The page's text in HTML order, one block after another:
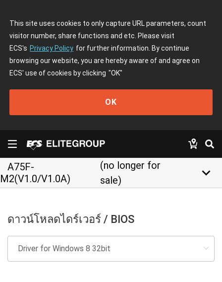
This site uses cookies to only capture URL parameters, count
visitor number, share functions and etc. Please visit
ECS's Privacy Policy for further information. By continue
browsing our website, you are hereby aware of and agree on
ECS' use of cookies by clicking "OK"
OK
A75F-
M2(V1.0/V1.0A)
(no longer for
sale)
keyboard_arrow_down
ดาวน์โหลดไดร์เวอร์ / BIOS